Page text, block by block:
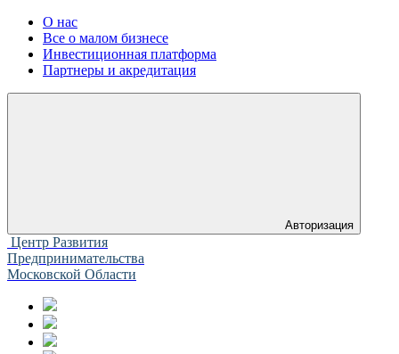
О нас
Все о малом бизнесе
Инвестиционная платформа
Партнеры и акредитация
Авторизация
Центр Развития
Предпринимательства
Московской Области